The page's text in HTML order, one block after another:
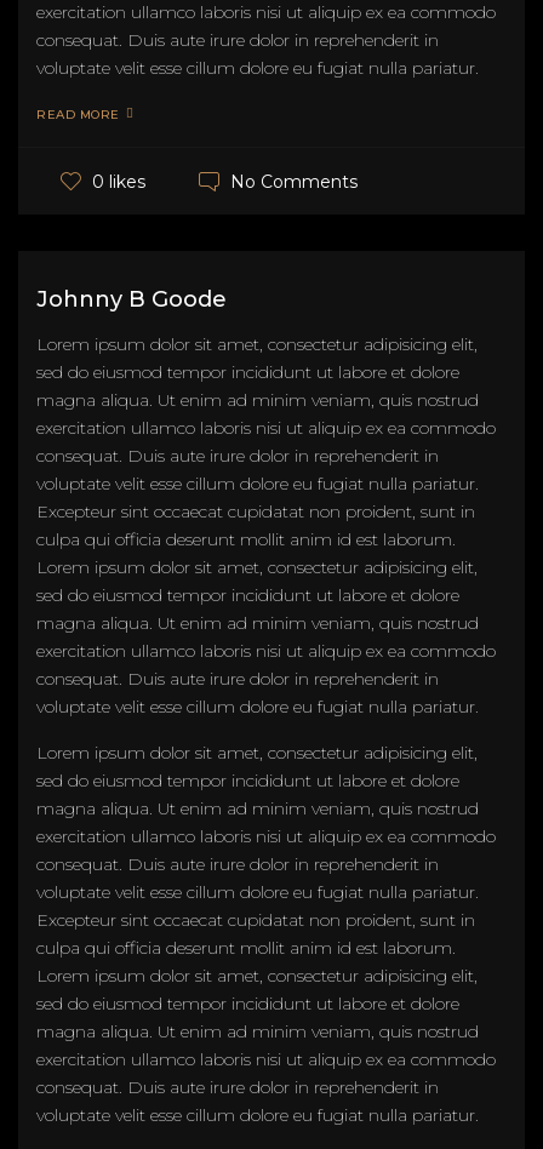
exercitation ullamco laboris nisi ut aliquip ex ea commodo
consequat. Duis aute irure dolor in reprehenderit in
voluptate velit esse cillum dolore eu fugiat nulla pariatur.
READ MORE
0 likes No Comments
Johnny B Goode
Lorem ipsum dolor sit amet, consectetur adipisicing elit,
sed do eiusmod tempor incididunt ut labore et dolore
magna aliqua. Ut enim ad minim veniam, quis nostrud
exercitation ullamco laboris nisi ut aliquip ex ea commodo
consequat. Duis aute irure dolor in reprehenderit in
voluptate velit esse cillum dolore eu fugiat nulla pariatur.
Excepteur sint occaecat cupidatat non proident, sunt in
culpa qui officia deserunt mollit anim id est laborum.
Lorem ipsum dolor sit amet, consectetur adipisicing elit,
sed do eiusmod tempor incididunt ut labore et dolore
magna aliqua. Ut enim ad minim veniam, quis nostrud
exercitation ullamco laboris nisi ut aliquip ex ea commodo
consequat. Duis aute irure dolor in reprehenderit in
voluptate velit esse cillum dolore eu fugiat nulla pariatur.
Lorem ipsum dolor sit amet, consectetur adipisicing elit,
sed do eiusmod tempor incididunt ut labore et dolore
magna aliqua. Ut enim ad minim veniam, quis nostrud
exercitation ullamco laboris nisi ut aliquip ex ea commodo
consequat. Duis aute irure dolor in reprehenderit in
voluptate velit esse cillum dolore eu fugiat nulla pariatur.
Excepteur sint occaecat cupidatat non proident, sunt in
culpa qui officia deserunt mollit anim id est laborum.
Lorem ipsum dolor sit amet, consectetur adipisicing elit,
sed do eiusmod tempor incididunt ut labore et dolore
magna aliqua. Ut enim ad minim veniam, quis nostrud
exercitation ullamco laboris nisi ut aliquip ex ea commodo
consequat. Duis aute irure dolor in reprehenderit in
voluptate velit esse cillum dolore eu fugiat nulla pariatur.